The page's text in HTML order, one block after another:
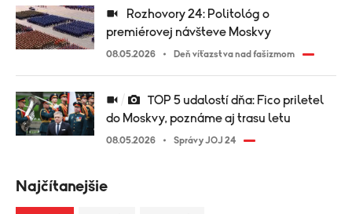
premiérovej návšteve Moskvy
08.05.2026 Deň víťazstva nad fašizmom
do Moskvy, poznáme aj trasu letu
08.05.2026 Správy JOJ 24
Najčítanejšie